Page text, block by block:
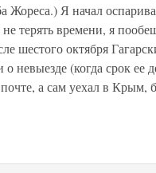
Жореса.) Я начал
терять времени, я
шестого октября
невыезде (когда срок ее
а сам уехал в Крым,